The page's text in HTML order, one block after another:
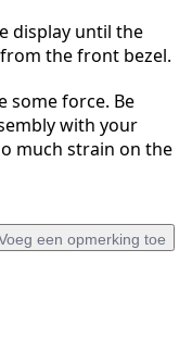
display until the
the front bezel.
some force. Be
with your
much strain on the
een opmerking toe